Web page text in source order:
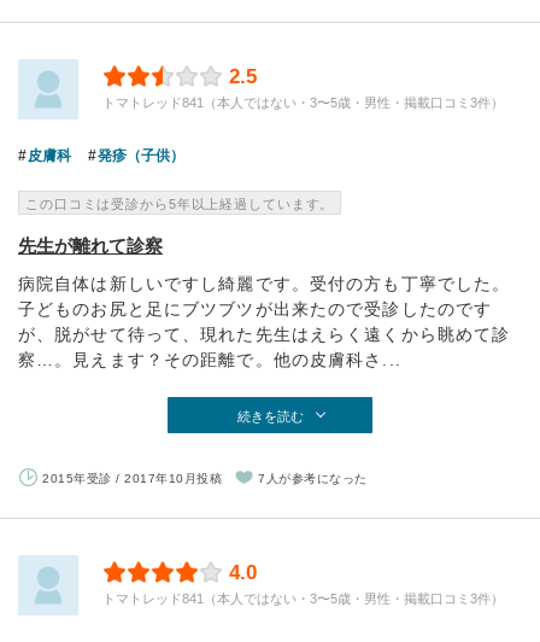
2.5
トマトレッド841（本人ではない・3〜5歳・男性・掲載口コミ3件）
皮膚科 発疹（子供）
この口コミは受診から5年以上経過しています。
先生が離れて診察
病院自体は新しいですし綺麗です。受付の方も丁寧でした。
子どものお尻と足にブツブツが出来たので受診したのです
が、脱がせて待って、現れた先生はえらく遠くから眺めて診
察…。見えます？その距離で。他の皮膚科さ...
続きを読む
2015年受診 / 2017年10月投稿 7人が参考になった
4.0
トマトレッド841（本人ではない・3〜5歳・男性・掲載口コミ3件）